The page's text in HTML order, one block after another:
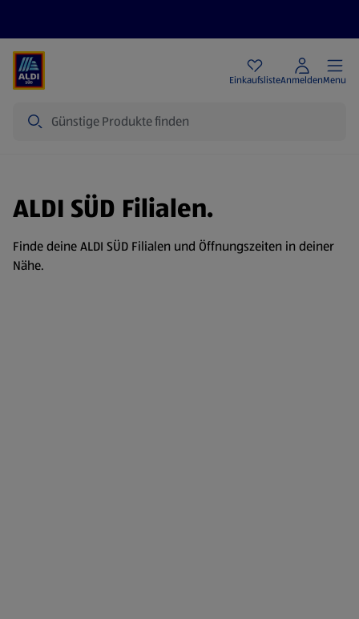
EinkaufslisteAnmeldenMenu
ALDI SÜD Filialen.
Finde deine ALDI SÜD Filialen und Öffnungszeiten in deiner
Nähe.